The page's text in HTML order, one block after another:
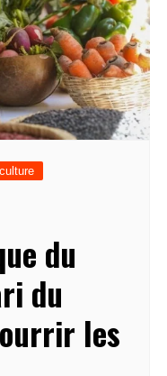
du
du
les